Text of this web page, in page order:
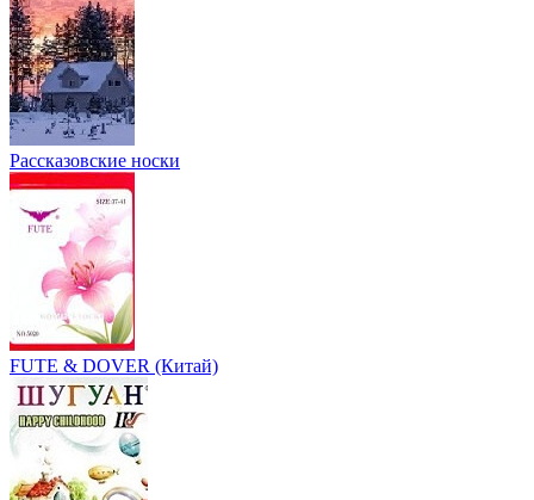
Рассказовские носки
FUTE & DOVER (Китай)